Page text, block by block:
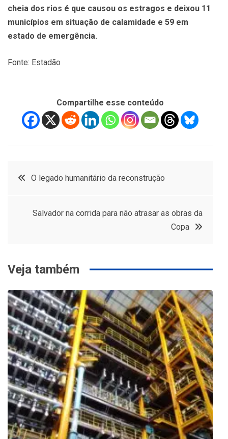
cheia dos rios é que causou os estragos e deixou 11
municípios em situação de calamidade e 59 em
estado de emergência.
Fonte: Estadão
Compartilhe esse conteúdo
Navegação
O legado humanitário da reconstrução
Salvador na corrida para não atrasar as obras da
Copa
Veja também